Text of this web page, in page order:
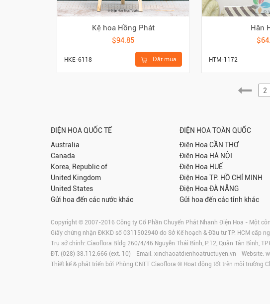
Kệ hoa Hồng Phát
$94.85
Đặt mua
HKE-6118
Hân
HTM-1172
2
ĐIỆN HOA QUỐC TẾ
Australia
Canada
Korea, Republic of
United Kingdom
United States
Gửi hoa đến các nước khác
ĐIỆN HOA TOÀN QUỐC
Điện Hoa CẦN THƠ
Điện Hoa HÀ NỘI
Điện Hoa HUẾ
Điện Hoa TP. HỒ CHÍ MINH
Điện Hoa ĐÀ NẴNG
Gửi hoa đến các tỉnh khác
Copyright © 2007-2016 Công ty Cổ Phần Chuyển Phát Nhanh Điện Hoa - Một
Giấy chứng nhận ĐKKD số 0311502940 do Sở Kế hoạch & Đầu tư TP. HCM cấp
Trụ sở chính: Ciaoflora Bldg 260/4/46 Nguyễn Thái Bình, P.12, Quận Tân Bình,
ĐT: (028) 38.112.666 (ext. 10) - Email: xinchaoatdienhoatructuyen.vn - Website:
Thiết kế & phát triển bởi Phòng CNTT Ciaoflora ® Hoạt động tốt trên môi trường